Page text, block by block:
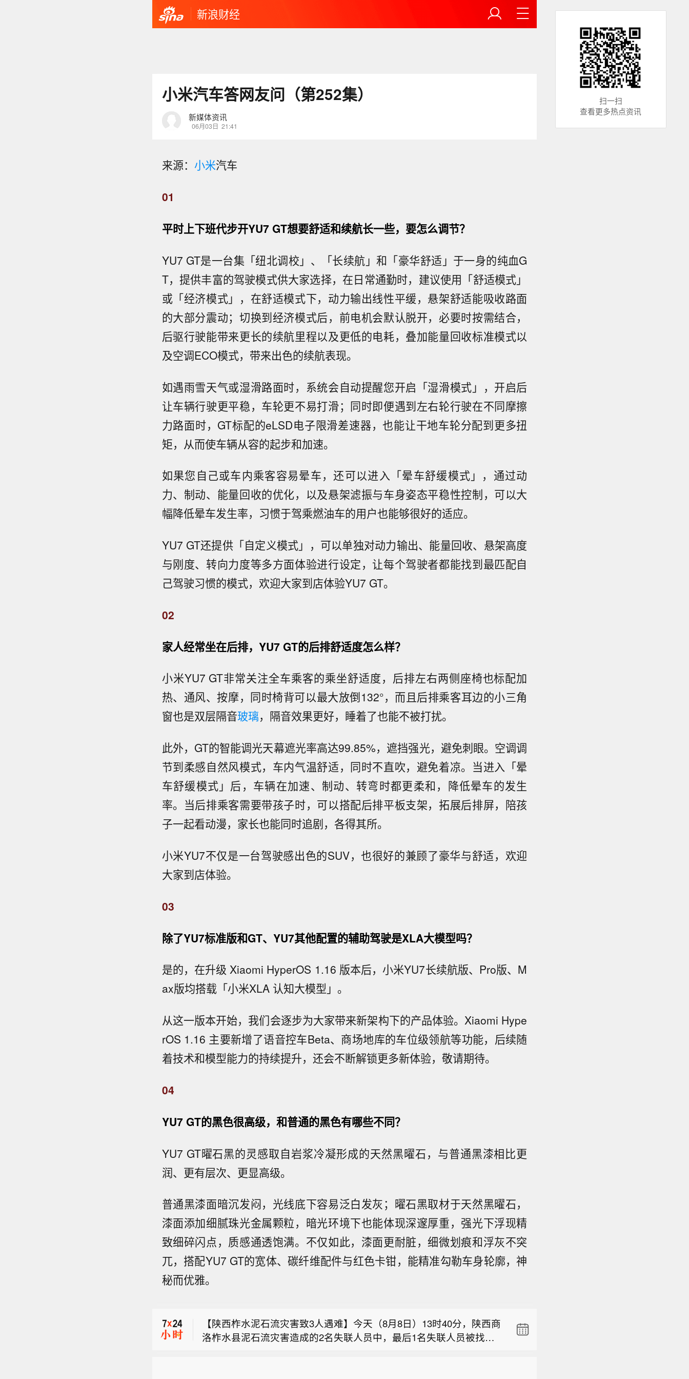
新浪财经
小米汽车答网友问（第252集）
新媒体资讯
06月03日 21:41
来源： 小米汽车
01
平时上下班代步开YU7 GT想要舒适和续航长一些，要怎么调节？
YU7 GT是一台集「纽北调校」、「长续航」和「豪华舒适」于一身的纯血G
T，提供丰富的驾驶模式供大家选择，在日常通勤时，建议使用「舒适模式」
或「经济模式」，在舒适模式下，动力输出线性平缓，悬架舒适能吸收路面
的大部分震动；切换到经济模式后，前电机会默认脱开，必要时按需结合，
后驱行驶能带来更长的续航里程以及更低的电耗，叠加能量回收标准模式以
及空调ECO模式，带来出色的续航表现。
如遇雨雪天气或湿滑路面时，系统会自动提醒您开启「湿滑模式」，开启后
让车辆行驶更平稳，车轮更不易打滑；同时即便遇到左右轮行驶在不同摩擦
力路面时，GT标配的eLSD电子限滑差速器，也能让干地车轮分配到更多扭
矩，从而使车辆从容的起步和加速。
如果您自己或车内乘客容易晕车，还可以进入「晕车舒缓模式」，通过动
力、制动、能量回收的优化，以及悬架滤振与车身姿态平稳性控制，可以大
幅降低晕车发生率，习惯于驾乘燃油车的用户也能够很好的适应。
YU7 GT还提供「自定义模式」，可以单独对动力输出、能量回收、悬架高度
与刚度、转向力度等多方面体验进行设定，让每个驾驶者都能找到最匹配自
己驾驶习惯的模式，欢迎大家到店体验YU7 GT。
02
家人经常坐在后排，YU7 GT的后排舒适度怎么样？
小米YU7 GT非常关注全车乘客的乘坐舒适度，后排左右两侧座椅也标配加
热、通风、按摩，同时椅背可以最大放倒132°，而且后排乘客耳边的小三角
窗也是双层隔音玻璃，隔音效果更好，睡着了也能不被打扰。
此外，GT的智能调光天幕遮光率高达99.85%，遮挡强光，避免刺眼。空调调
节到柔感自然风模式，车内气温舒适，同时不直吹，避免着凉。当进入「晕
车舒缓模式」后，车辆在加速、制动、转弯时都更柔和，降低晕车的发生
率。当后排乘客需要带孩子时，可以搭配后排平板支架，拓展后排屏，陪孩
子一起看动漫，家长也能同时追剧，各得其所。
小米YU7不仅是一台驾驶感出色的SUV，也很好的兼顾了豪华与舒适，欢迎
大家到店体验。
03
除了YU7标准版和GT、YU7其他配置的辅助驾驶是XLA大模型吗？
是的，在升级 Xiaomi HyperOS 1.16 版本后，小米YU7长续航版、Pro版、M
ax版均搭载「小米XLA 认知大模型」。
从这一版本开始，我们会逐步为大家带来新架构下的产品体验。Xiaomi Hype
rOS 1.16 主要新增了语音控车Beta、商场地库的车位级领航等功能，后续随
着技术和模型能力的持续提升，还会不断解锁更多新体验，敬请期待。
04
YU7 GT的黑色很高级，和普通的黑色有哪些不同？
YU7 GT曜石黑的灵感取自岩浆冷凝形成的天然黑曜石，与普通黑漆相比更
润、更有层次、更显高级。
普通黑漆面暗沉发闷，光线底下容易泛白发灰；曜石黑取材于天然黑曜石，
漆面添加细腻珠光金属颗粒，暗光环境下也能体现深邃厚重，强光下浮现精
致细碎闪点，质感通透饱满。不仅如此，漆面更耐脏，细微划痕和浮灰不突
兀，搭配YU7 GT的宽体、碳纤维配件与红色卡钳，能精准勾勒车身轮廓，神
秘而优雅。
【我国首个预防急性高原病药物获批上市】据西藏日报，近日，经国
家药品监督管理局严格审评审批，由西藏自治区人民医院副院长、西
药品。该药品的获批上市，结束了我国无专门预防急性高原病专用药
的历史，进一步丰富了高原医学防治手段，为高原群众、广大进藏人
【陕西柞水泥石流灾害致3人遇难】今天（8月8日）13时40分，陕西商
洛柞水县泥石流灾害造成的2名失联人员中，最后1名失联人员被找
扫一扫
查看更多热点资讯